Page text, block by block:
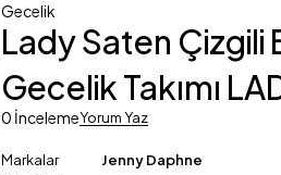
Gecelik
Lady Saten Çizgili
Gecelik Takımı
0 İncelemeYorum Yaz
Markalar
Jenny Daphne